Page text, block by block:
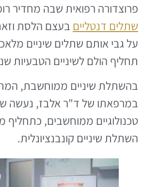
פרוצדורה רפואית שבה מחדיר
שתלים דנטליים בעצם הלסת
על גבי אותם שתלים שיניים
תחליף הולם לשיניים הטבעיות
בהשתלת שיניים ממוחשבת,
במרפאתו של ד"ר אלבז, נעשה
טכנולוגיים ממוחשבים,
השתלת שיניים קונבנציונלית.